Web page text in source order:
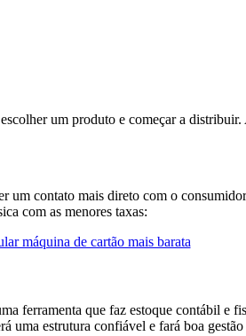
um produto e começar a
contato mais direto com o
com as menores taxas:
máquina de cartão mais barata
ferramenta que faz estoque contábil
estrutura confiável e fará boa